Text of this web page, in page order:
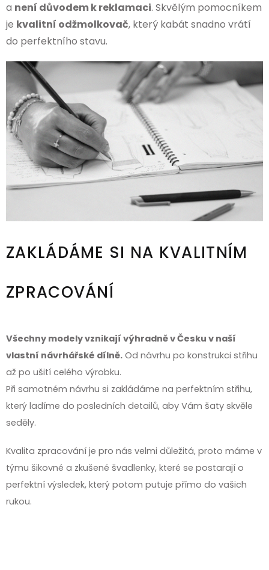
a není důvodem k reklamaci. Skvělým pomocníkem
je kvalitní odžmolkovač, který kabát snadno vrátí
do perfektního stavu.
ZAKLÁDÁME SI NA KVALITNÍM
ZPRACOVÁNÍ
Všechny modely vznikají výhradně v Česku v naší
vlastní návrhářské dílně. Od návrhu po konstrukci střihu
až po ušití celého výrobku.
Při samotném návrhu si zakládáme na perfektním střihu,
který ladíme do posledních detailů, aby Vám šaty skvěle
seděly.
Kvalita zpracování je pro nás velmi důležitá, proto máme v
týmu šikovné a zkušené švadlenky, které se postarají o
perfektní výsledek, který potom putuje přímo do vašich
rukou.